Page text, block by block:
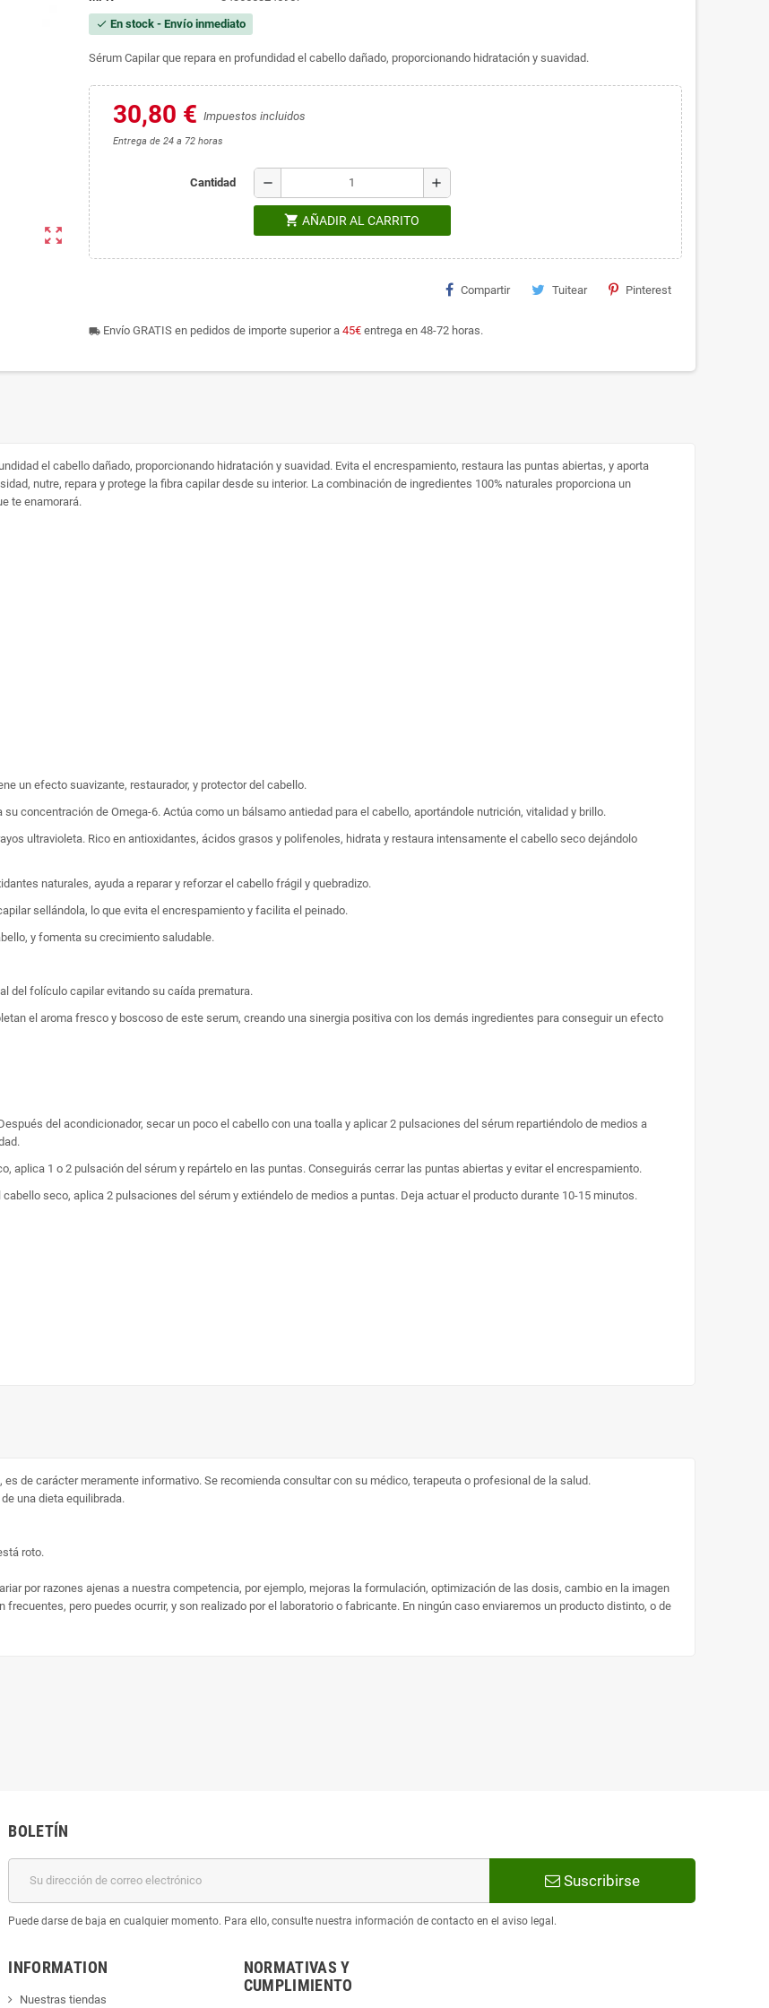
zoom_out_map
check En stock - Envío inmediato
Sérum Capilar que repara en profundidad el cabello dañado, proporcionando hidratación y suavidad.
30,80 € Impuestos incluidos
Entrega de 24 a 72 horas
Cantidad remove add
shopping_cart AÑADIR AL CARRITO
Compartir Tuitear Pinterest
local_shippingEnvío GRATIS en pedidos de importe superior a 45€entrega en 48-72 horas.
el cabello dañado, proporcionando hidratación y suavidad. Evita el encrespamiento, restaura las puntas abiertas, y aporta
nutre, repara y protege la fibra capilar desde su interior. La combinación de ingredientes 100% naturales proporciona un
te enamorará.
un efecto suavizante, restaurador, y protector del cabello.
su concentración de Omega-6. Actúa como un bálsamo antiedad para el cabello, aportándole nutrición, vitalidad y brillo.
ultravioleta. Rico en antioxidantes, ácidos grasos y polifenoles, hidrata y restaura intensamente el cabello seco dejándolo
naturales, ayuda a reparar y reforzar el cabello frágil y quebradizo.
sellándola, lo que evita el encrespamiento y facilita el peinado.
y fomenta su crecimiento saludable.
del folículo capilar evitando su caída prematura.
el aroma fresco y boscoso de este serum, creando una sinergia positiva con los demás ingredientes para conseguir un efecto
del acondicionador, secar un poco el cabello con una toalla y aplicar 2 pulsaciones del sérum repartiéndolo de medios a
aplica 1 o 2 pulsación del sérum y repártelo en las puntas. Conseguirás cerrar las puntas abiertas y evitar el encrespamiento.
seco, aplica 2 pulsaciones del sérum y extiéndelo de medios a puntas. Deja actuar el producto durante 10-15 minutos.
de carácter meramente informativo. Se recomienda consultar con su médico, terapeuta o profesional de la salud.
una dieta equilibrada.
roto.
por razones ajenas a nuestra competencia, por ejemplo, mejoras la formulación, optimización de las dosis, cambio en la imagen
pero puedes ocurrir, y son realizado por el laboratorio o fabricante. En ningún caso enviaremos un producto distinto, o de
BOLETÍN
Suscribirse
Puede darse de baja en cualquier momento. Para ello, consulte nuestra información de contacto en el aviso legal.
INFORMATION
Nuestras tiendas
NORMATIVAS Y
CUMPLIMIENTO